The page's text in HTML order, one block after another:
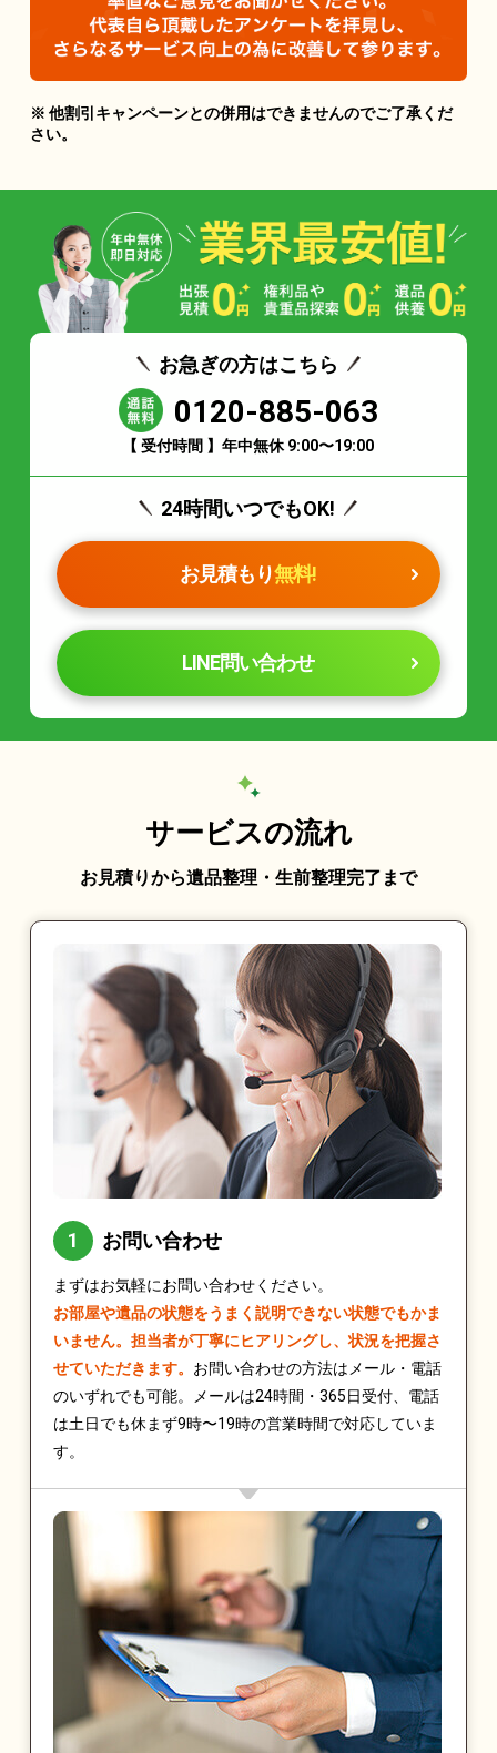
※ 他割引キャンペーンとの併用はできませんのでご了承くだ
さい。
お急ぎの方はこちら
0120-885-063
【 受付時間 】年中無休 9:00〜19:00
24時間いつでもOK!
お見積もり無料!
LINE問い合わせ
サービスの流れ
お見積りから遺品整理・生前整理完了まで
お問い合わせ
まずはお気軽にお問い合わせください。
お部屋や遺品の状態をうまく説明できない状態でもかま
いません。担当者が丁寧にヒアリングし、状況を把握さ
せていただきます。 お問い合わせの方法はメール・電話
のいずれでも可能。メールは24時間・365日受付、電話
は土日でも休まず9時〜19時の営業時間で対応していま
す。